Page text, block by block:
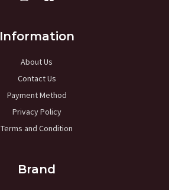
Information
About Us
Contact Us
Payment Method
Privacy Policy
Terms and Condition
Brand